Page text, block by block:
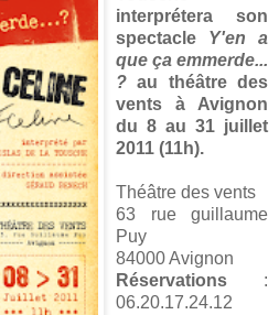
interprétera son
spectacle Y'en a
que ça emmerde...
? au théâtre des
vents à Avignon
du 8 au 31 juillet
2011 (11h).
Théâtre des vents
63 rue guillaume
Puy
84000 Avignon
Réservations :
06.20.17.24.12